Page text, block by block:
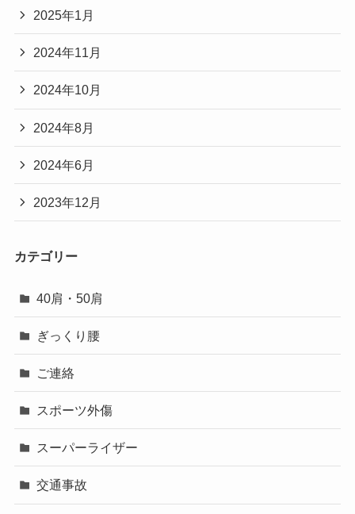
2025年1月
2024年11月
2024年10月
2024年8月
2024年6月
2023年12月
カテゴリー
40肩・50肩
ぎっくり腰
ご連絡
スポーツ外傷
スーパーライザー
交通事故